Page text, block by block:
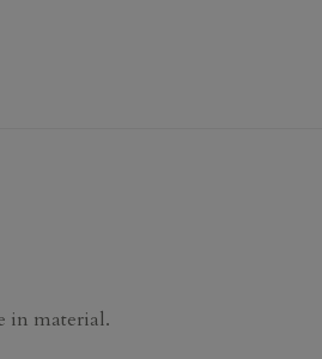
in material.